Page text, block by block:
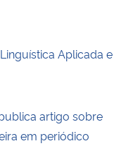
Aplicada e
artigo sobre
em periódico